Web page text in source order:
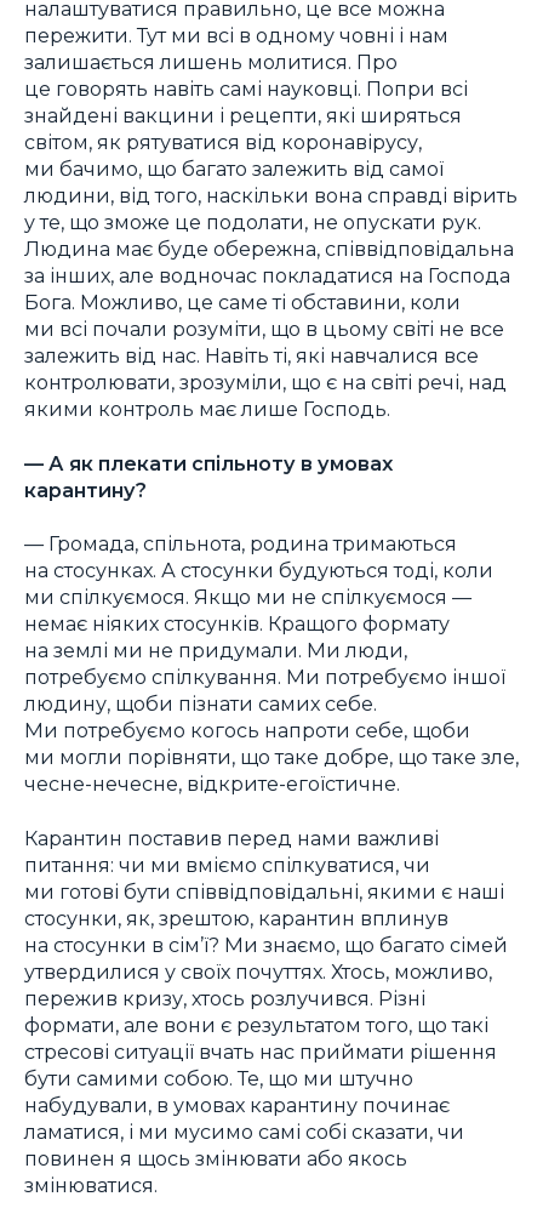
налаштуватися правильно, це все можна
пережити. Тут ми всі в одному човні і нам
залишається лишень молитися. Про
це говорять навіть самі науковці. Попри всі
знайдені вакцини і рецепти, які ширяться
світом, як рятуватися від коронавірусу,
ми бачимо, що багато залежить від самої
людини, від того, наскільки вона справді вірить
у те, що зможе це подолати, не опускати рук.
Людина має буде обережна, співвідповідальна
за інших, але водночас покладатися на Господа
Бога. Можливо, це саме ті обставини, коли
ми всі почали розуміти, що в цьому світі не все
залежить від нас. Навіть ті, які навчалися все
контролювати, зрозуміли, що є на світі речі, над
якими контроль має лише Господь.
— А як плекати спільноту в умовах
карантину?
— Громада, спільнота, родина тримаються
на стосунках. А стосунки будуються тоді, коли
ми спілкуємося. Якщо ми не спілкуємося —
немає ніяких стосунків. Кращого формату
на землі ми не придумали. Ми люди,
потребуємо спілкування. Ми потребуємо іншої
людину, щоби пізнати самих себе.
Ми потребуємо когось напроти себе, щоби
ми могли порівняти, що таке добре, що таке зле,
чесне-нечесне, відкрите-егоїстичне.
Карантин поставив перед нами важливі
питання: чи ми вміємо спілкуватися, чи
ми готові бути співвідповідальні, якими є наші
стосунки, як, зрештою, карантин вплинув
на стосунки в сім’ї? Ми знаємо, що багато сімей
утвердилися у своїх почуттях. Хтось, можливо,
пережив кризу, хтось розлучився. Різні
формати, але вони є результатом того, що такі
стресові ситуації вчать нас приймати рішення
бути самими собою. Те, що ми штучно
набудували, в умовах карантину починає
ламатися, і ми мусимо самі собі сказати, чи
повинен я щось змінювати або якось
змінюватися.